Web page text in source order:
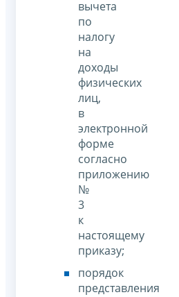
вычета
по
налогу
на
доходы
физических
лиц,
в
электронной
форме
согласно
приложению
№
3
к
настоящему
приказу;
порядок
представления